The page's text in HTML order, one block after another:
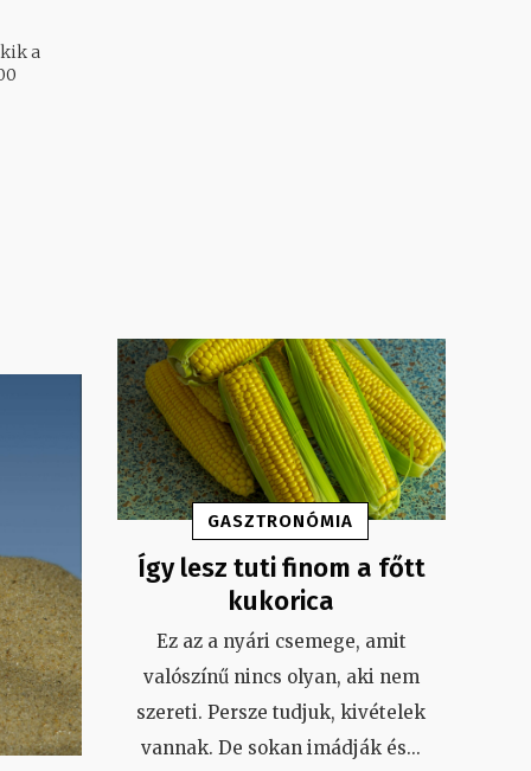
a
GASZTRONÓMIA
Így lesz tuti finom a főtt
kukorica
Ez az a nyári csemege, amit
valószínű nincs olyan, aki nem
szereti. Persze tudjuk, kivételek
vannak. De sokan imádják és...